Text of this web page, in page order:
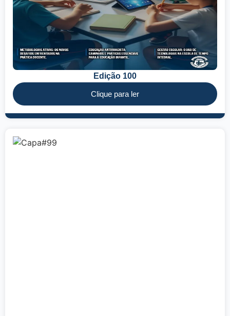
Edição 100
Clique para ler